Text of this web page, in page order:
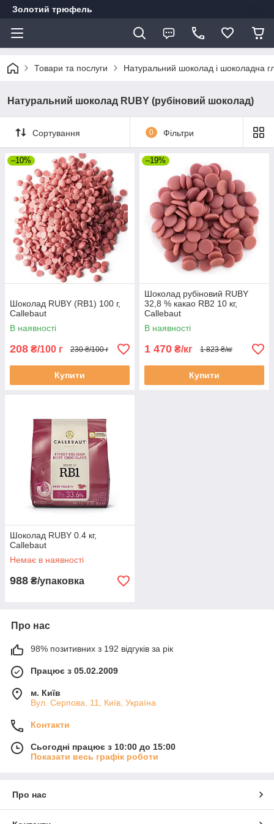
Золотий трюфель
Товари та послуги Натуральний шоколад і шоколадна
Натуральний шоколад RUBY (рубіновий шоколад)
Сортування 0 Фільтри
–10%
Шоколад RUBY (RB1) 100 г,
Callebaut
В наявності
208 ₴/100 г 230 ₴/100 г
Купити
–19%
Шоколад рубіновий RUBY
32,8 % какао RB2 10 кг,
Callebaut
В наявності
1 470 ₴/кг 1 823 ₴/кг
Купити
Шоколад RUBY 0.4 кг,
Callebaut
Немає в наявності
988 ₴/упаковка
Про нас
98% позитивних з 192 відгуків за рік
Працює з 05.02.2009
м. Київ
Вул. Серпова, 11, Київ, Україна
Контакти
Сьогодні працює з 10:00 до 15:00
Показати весь графік роботи
Про нас